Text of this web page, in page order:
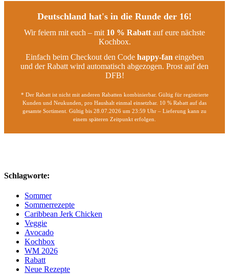
Deutschland hat's in die Runde der 16!
Wir feiern mit euch – mit 10 % Rabattauf eure nächste
Kochbox.
Einfach beim Checkout den Code happy-faneingeben
und der Rabatt wird automatisch abgezogen. Prost auf den
DFB!
* Der Rabatt ist nicht mit anderen Rabatten kombinierbar. Gültig für registrierte
Kunden und Neukunden, pro Haushalt einmal einsetzbar. 10 % Rabatt auf das
gesamte Sortiment. Gültig bis 28.07.2026 um 23:59 Uhr – Lieferung kann zu
einem späteren Zeitpunkt erfolgen.
Schlagworte:
Sommer
Sommerrezepte
Caribbean Jerk Chicken
Veggie
Avocado
Kochbox
WM 2026
Rabatt
Neue Rezepte